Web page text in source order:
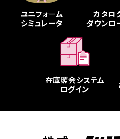
ユニフォーム
シミュレータ
カタロ
ダウンロ
在庫照会システム
ログイン